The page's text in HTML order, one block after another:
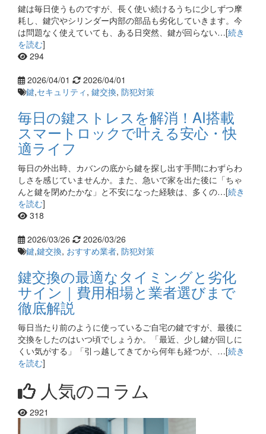
鍵は毎日使うものですが、長く使い続けるうちに少しずつ摩
耗し、鍵穴やシリンダー内部の部品も劣化していきます。今
は問題なく使えていても、ある日突然、鍵が回らない…[続き
を読む]
294
2026/04/01
2026/04/01
鍵,セキュリティ , 鍵交換, 防犯対策
毎日の鍵ストレスを解消！AI搭載
スマートロックで叶える安心・快
適ライフ
毎日の外出時、カバンの底から鍵を探し出す手間にわずらわ
しさを感じていませんか。また、急いで家を出た後に「ちゃ
んと鍵を閉めたかな」と不安になった経験は、多くの…[続き
を読む]
318
2026/03/26
2026/03/26
鍵,鍵交換, おすすめ業者, 防犯対策
鍵交換の最適なタイミングと劣化
サイン｜費用相場と業者選びまで
徹底解説
毎日当たり前のように使っているご自宅の鍵ですが、最後に
交換をしたのはいつ頃でしょうか。「最近、少し鍵が回しに
くい気がする」「引っ越してきてから何年も経つが、…[続き
を読む]
人気のコラム
2921